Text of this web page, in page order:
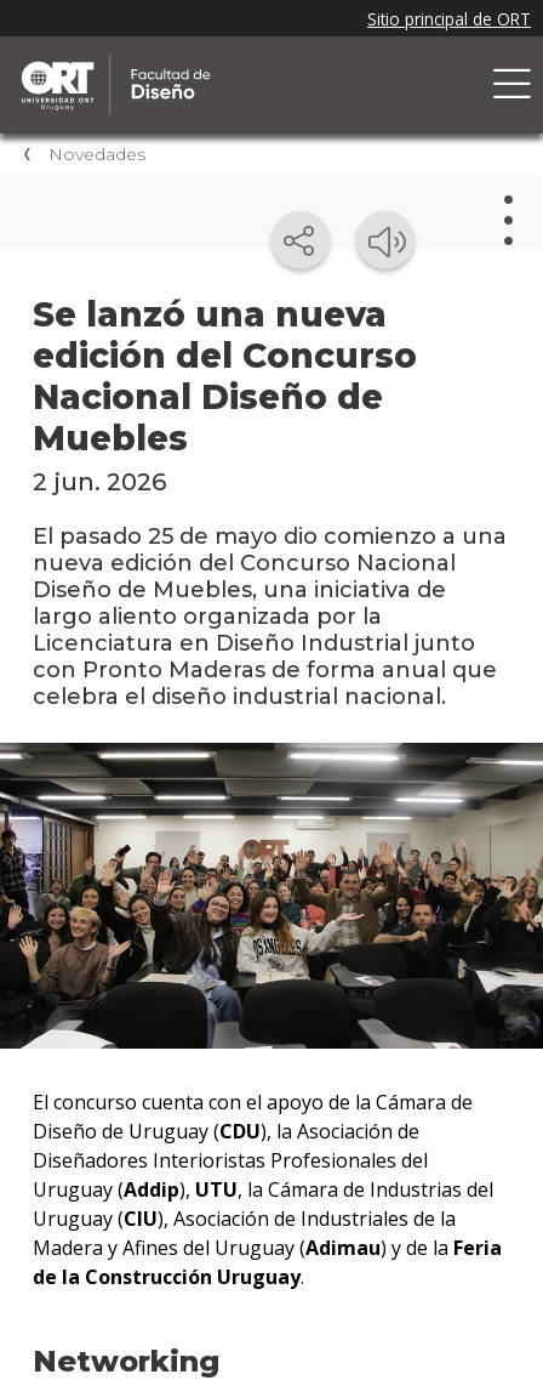
Novedades
Se lanzó una nueva
edición del Concurso
Nacional Diseño de
Muebles
Blog
de
y
en
2 jun. 2026
El pasado 25 de mayo dio comienzo a una
nueva edición del Concurso Nacional
Diseño de Muebles, una iniciativa de
largo aliento organizada por la
Licenciatura en Diseño Industrial junto
con Pronto Maderas de forma anual que
celebra el diseño industrial nacional.
El concurso cuenta con el apoyo de la Cámara de
Diseño de Uruguay (CDU), la Asociación de
Diseñadores Interioristas Profesionales del
Uruguay (Addip), UTU, la Cámara de Industrias del
Uruguay (CIU), Asociación de Industriales de la
Madera y Afines del Uruguay (Adimau) y de la Feria
de la Construcción Uruguay.
Networking